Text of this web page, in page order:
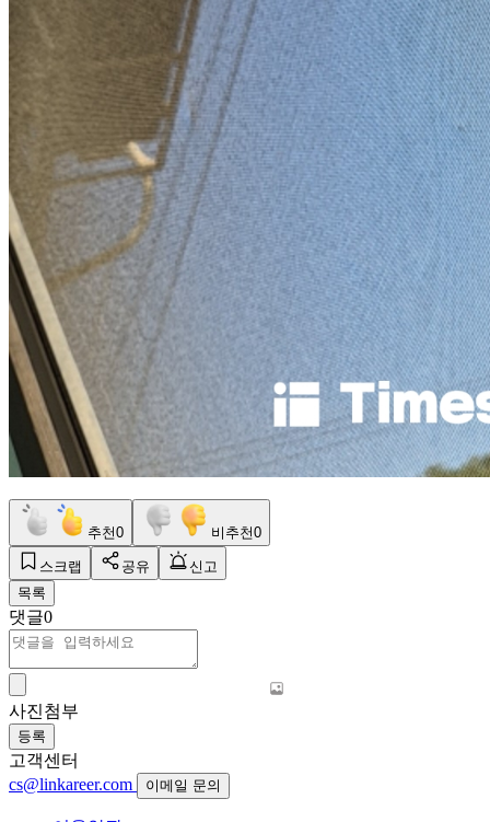
추천0 비추천0
스크랩 공유
신고
목록
댓글0
사진첨부
등록
고객센터
cs@linkareer.com
이메일 문의